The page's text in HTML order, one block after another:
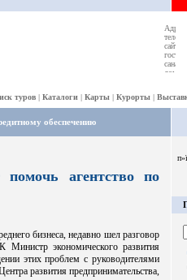
туров | Каталоги | Карты | Курорты |
обеспечению
агентство по
бизнеса, недавно шел разговор
экономического развития
этих проблем с руководителями
развития предпринимательства,
п»ї